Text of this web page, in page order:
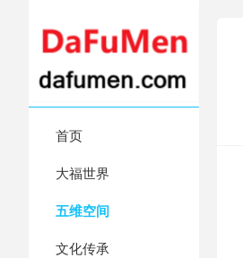
首页
大福世界
五维空间
文化传承